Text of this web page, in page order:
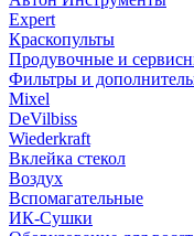
Expert
Краскопульты
Продувочные и
Фильтры и
Mixel
DeVilbiss
Wiederkraft
Вклейка стекол
Воздух
Вспомагательные
ИК-Сушки